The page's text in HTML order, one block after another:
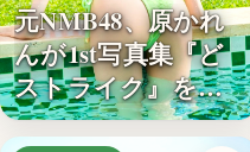
元NMB48、原かれ
んが1st写真集『ど
ストライク』を…